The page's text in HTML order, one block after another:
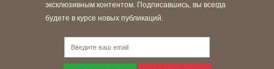
эксклюзивным контентом. Подписавшись, вы всегда
будете в курсе новых публикаций.